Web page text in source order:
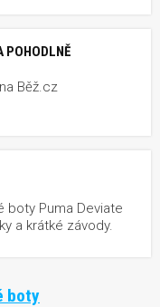
POHODLNĚ
Běž.cz
boty Puma Deviate
a krátké závody.
boty